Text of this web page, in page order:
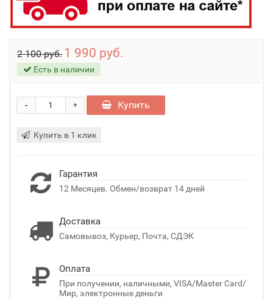
2 100 руб. 1 990 руб.
Есть в наличии
+
- Купить
Купить в 1 клик
Гарантия
12 Месяцев. Обмен/возврат 14 дней
Доставка
Самовывоз, Курьер, Почта, СДЭК
Оплата
При получении, наличными, VISA/Master Card/
Мир, электронные деньги